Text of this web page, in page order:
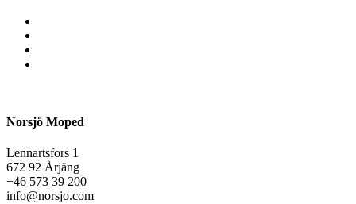
Norsjö Moped
Lennartsfors 1
672 92 Årjäng
+46 573 39 200
info@norsjo.com